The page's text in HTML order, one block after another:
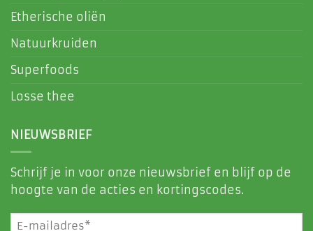
Etherische oliën
Natuurkruiden
Superfoods
Losse thee
NIEUWSBRIEF
Schrijf je in voor onze nieuwsbrief en blijf op de
hoogte van de acties en kortingscodes.
E-